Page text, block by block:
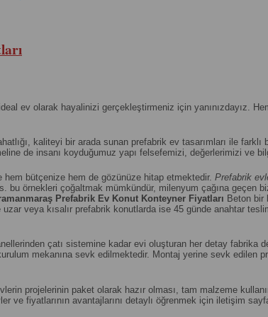
ev olarak hayalinizi gerçekleştirmeniz için yanınızdayız.
kaliteyi bir arada sunan prefabrik ev tasarımları ile farklı
de insanı koyduğumuz yapı felsefemizi, değerlerimizi ve
hem bütçenize hem de gözünüze hitap etmektedir. Prefabrik
bu örnekleri çoğaltmak mümkündür, milenyum çağına geçen
Prefabrik Ev Konut Konteyner Fiyatları Beton bir
veya kısalır prefabrik konutlarda ise 45 günde anahtar
çatı sistemine kadar evi oluşturan her detay fabrika
mekanına sevk edilmektedir. Montaj yerine sevk
projelerinin paket olarak hazır olması, tam malzeme
fiyatlarının avantajlarını detaylı öğrenmek için iletişim